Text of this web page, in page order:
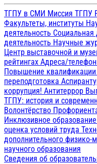
ТГПУ в СМИ Миссия ТГПУ
Факультеты, институты
деятельность Социальная
деятельность Научные
Центр выставочной и
рейтингах Адреса/
Повышение квалификации
переподготовка
коррупция! Антитеррор
ТГПУ: история и
Волонтёрство
Инклюзивное образование
оценка условий труда
дополнительного физико-
научного образования
Сведения об